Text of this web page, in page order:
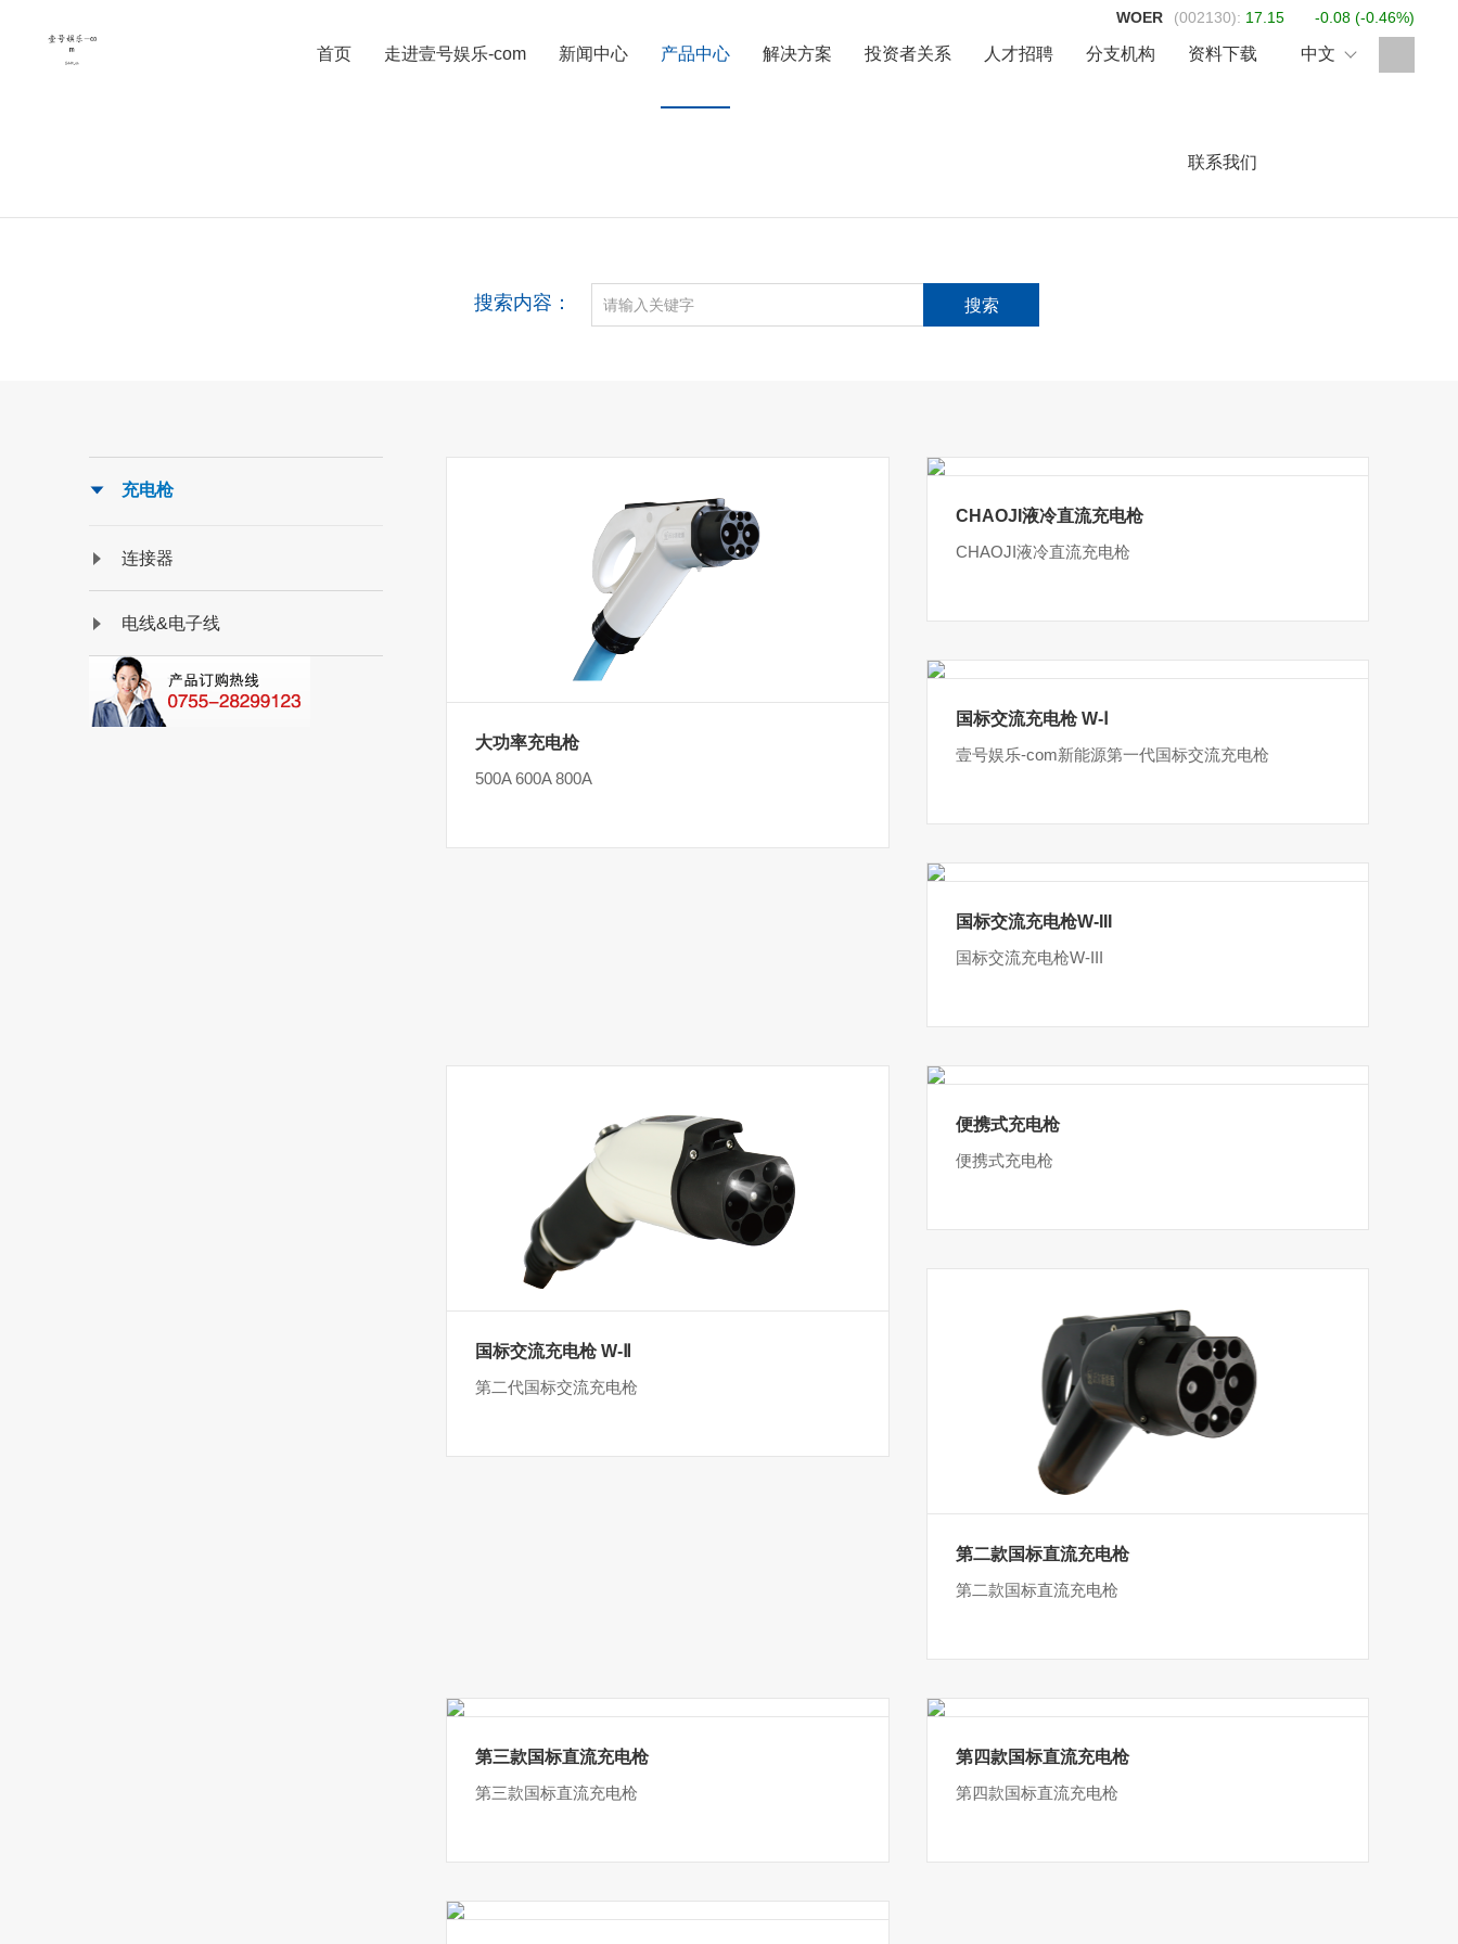
首页 走进壹号娱乐-com 新闻中心 产品中心 解决方案 投资者关系 人才招聘 分支机构 资料下载
联系我们
中文
WOER (002130): 17.15 -0.08 (-0.46%)
搜索内容：
充电枪
连接器
电线&电子线
大功率充电枪
500A 600A 800A
CHAOJI液冷直流充电枪
CHAOJI液冷直流充电枪
国标交流充电枪 W-Ⅰ
壹号娱乐-com新能源第一代国标交流充电枪
国标交流充电枪W-III
国标交流充电枪W-III
国标交流充电枪 W-Ⅱ
第二代国标交流充电枪
便携式充电枪
便携式充电枪
第二款国标直流充电枪
第二款国标直流充电枪
第三款国标直流充电枪
第三款国标直流充电枪
第四款国标直流充电枪
第四款国标直流充电枪